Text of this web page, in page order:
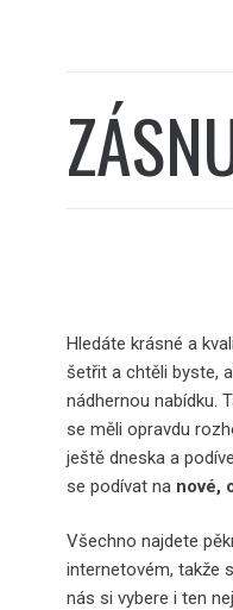
Hledáte krásné a
šetřit a chtěli byste,
nádhernou nabídku.
se měli opravdu
ještě dneska a
se podívat na nové,
Všechno najdete
internetovém, takže
nás si vybere i ten